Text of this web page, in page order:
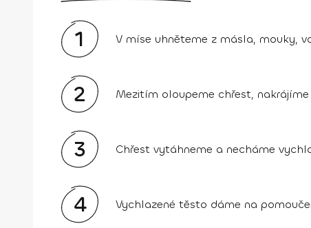
1 V míse uhněteme z másla, mouky,
2 Mezitím oloupeme chřest,
3 Chřest vytáhneme a necháme
4 Vychlazené těsto dáme na